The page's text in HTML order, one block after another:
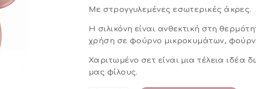
€39,95.είναι:
Με στρογγυλεμένες εσωτερικές άκρες.
Η σιλικόνη είναι ανθεκτική στη
χρήση σε φούρνο μικροκυμάτων,
Χαριτωμένο σετ είναι μια τέλεια ιδέα
μας φίλους.